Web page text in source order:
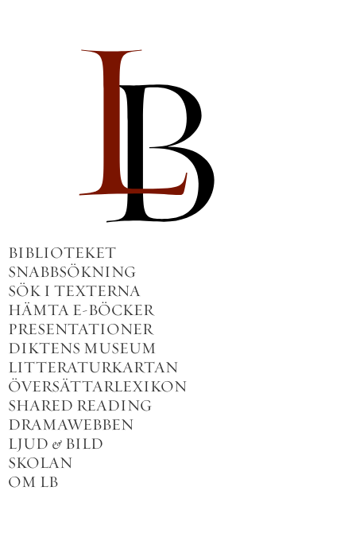
BIBLIOTEKET
SNABBSÖKNING
SÖK I TEXTERNA
HÄMTA E-BÖCKER
PRESENTATIONER
DIKTENS MUSEUM
LITTERATURKARTAN
ÖVERSÄTTARLEXIKON
SHARED READING
DRAMAWEBBEN
LJUD & BILD
SKOLAN
OM LB